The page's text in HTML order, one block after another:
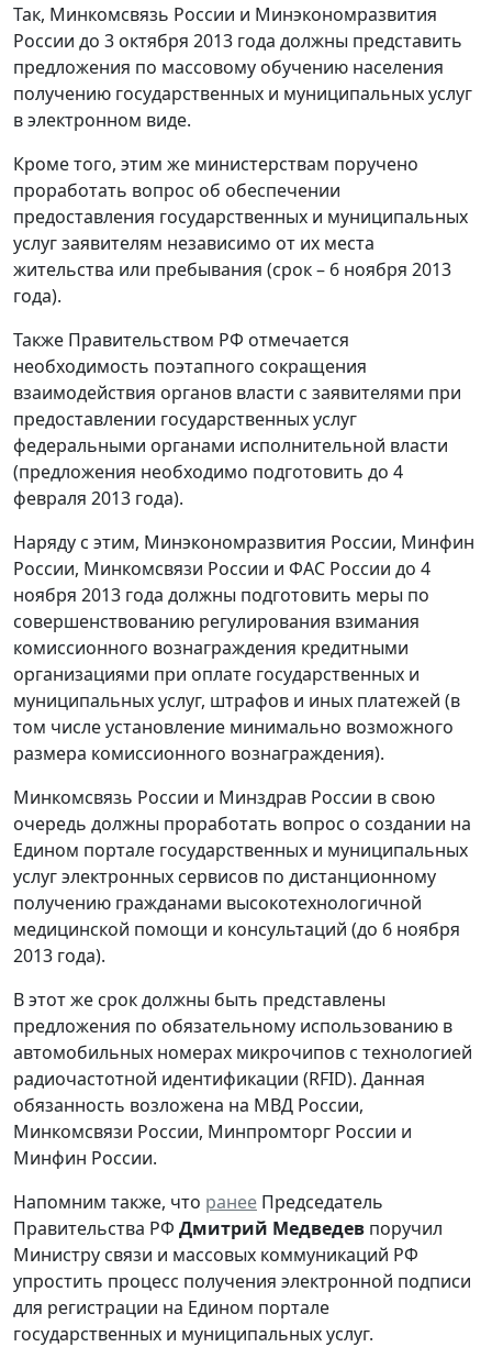
Так, Минкомсвязь России и Минэкономразвития
России до 3 октября 2013 года должны представить
предложения по массовому обучению населения
получению государственных и муниципальных услуг
в электронном виде.
Кроме того, этим же министерствам поручено
проработать вопрос об обеспечении
предоставления государственных и муниципальных
услуг заявителям независимо от их места
жительства или пребывания (срок – 6 ноября 2013
года).
Также Правительством РФ отмечается
необходимость поэтапного сокращения
взаимодействия органов власти с заявителями при
предоставлении государственных услуг
федеральными органами исполнительной власти
(предложения необходимо подготовить до 4
февраля 2013 года).
Наряду с этим, Минэкономразвития России, Минфин
России, Минкомсвязи России и ФАС России до 4
ноября 2013 года должны подготовить меры по
совершенствованию регулирования взимания
комиссионного вознаграждения кредитными
организациями при оплате государственных и
муниципальных услуг, штрафов и иных платежей (в
том числе установление минимально возможного
размера комиссионного вознаграждения).
Минкомсвязь России и Минздрав России в свою
очередь должны проработать вопрос о создании на
Едином портале государственных и муниципальных
услуг электронных сервисов по дистанционному
получению гражданами высокотехнологичной
медицинской помощи и консультаций (до 6 ноября
2013 года).
В этот же срок должны быть представлены
предложения по обязательному использованию в
автомобильных номерах микрочипов с технологией
радиочастотной идентификации (RFID). Данная
обязанность возложена на МВД России,
Минкомсвязи России, Минпромторг России и
Минфин России.
Напомним также, что ранее Председатель
Правительства РФ Дмитрий Медведев поручил
Министру связи и массовых коммуникаций РФ
упростить процесс получения электронной подписи
для регистрации на Едином портале
государственных и муниципальных услуг.